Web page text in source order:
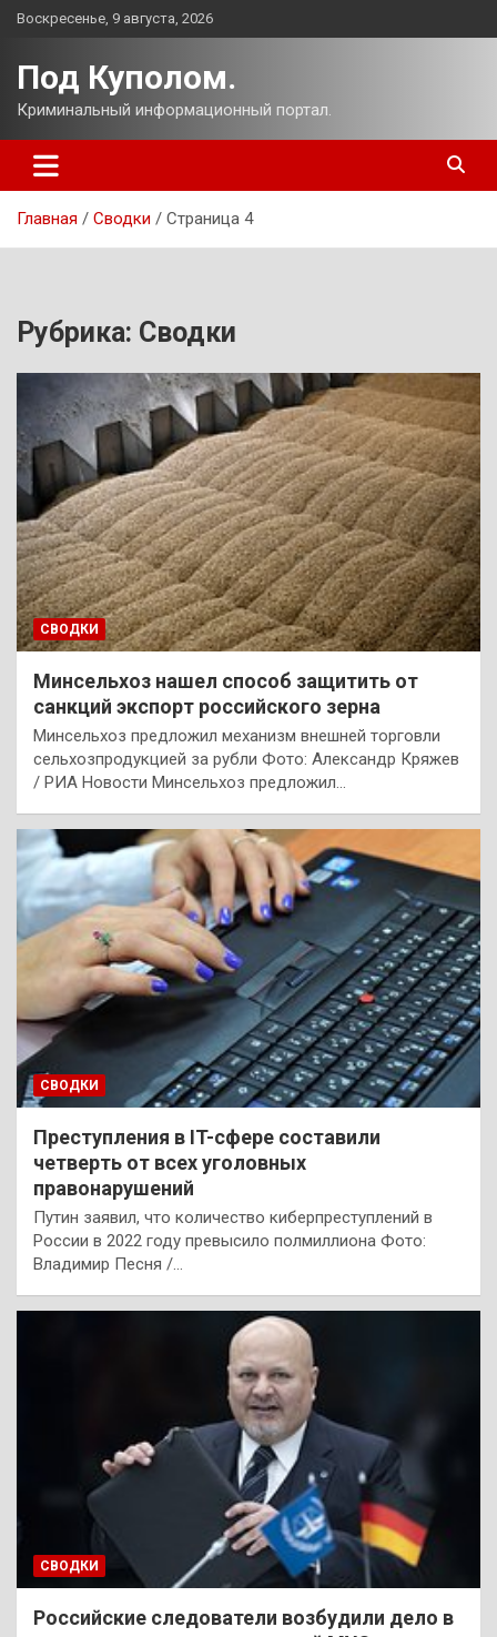
Перейти
Воскресенье, 9 августа, 2026
Под Куполом.
Криминальный информационный портал.
Главная Сводки Страница 4
Рубрика: Сводки
СВОДКИ
Минсельхоз нашел способ защитить от
санкций экспорт российского зерна
Минсельхоз предложил механизм внешней торговли
сельхозпродукцией за рубли Фото: Александр Кряжев
/ РИА Новости Минсельхоз предложил…
СВОДКИ
Преступления в IT-сфере составили
четверть от всех уголовных
правонарушений
Путин заявил, что количество киберпреступлений в
России в 2022 году превысило полмиллиона Фото:
Владимир Песня /…
СВОДКИ
Российские следователи возбудили дело в